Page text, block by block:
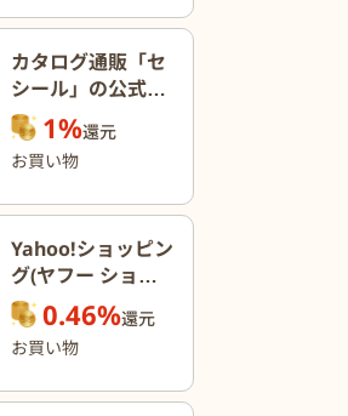
カタログ通販「セ
シール」の公式オ
ンラインショップ
1%還元
お買い物
Yahoo!ショッピン
グ(ヤフー ショッ
ピング)0.46%還元
お買い物